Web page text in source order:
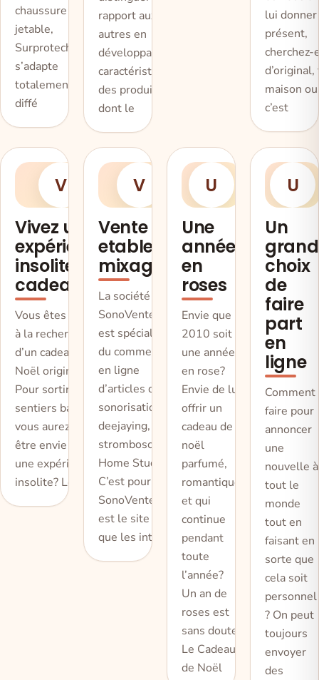
chaussure
jetable,
Surprotech
s’adapte
totalement à
diffé
rapport aux
autres en
développant les
caractéristiques
des produits
dont le
lui
présent,
cherchez-
d’original,
maison
c’est
V
Vivez une
expérience
insolite en
cadeau
Vous êtes encore
à la recherche
d’un cadeau de
Noël original?
Pour sortir des
sentiers battus,
vous aurez peut-
être envie d’offrir
une expérience
insolite? Le c
V
Vente d
etable de
mixage
La société
SonoVente.com
est spécialiste
du commerce
en ligne
d’articles de
sonorisation,
deejaying,
stromboscopes,
Home Studio.
C’est pour cela
SonoVente.com
est le site Web
que les intern
U
Une
année
en
roses
Envie que
2010 soit
une année
en rose?
Envie de lui
offrir un
cadeau de
noël
parfumé,
romantique
et qui
continue
pendant
toute
l’année?
Un an de
roses est
sans doute
Le Cadeau
de Noël
U
Un
grand
choix
de
faire
part
en
ligne
Comment
faire pour
annoncer
une
nouvelle à
tout le
monde
tout en
faisant en
sorte que
cela soit
personnel
? On peut
toujours
envoyer
des